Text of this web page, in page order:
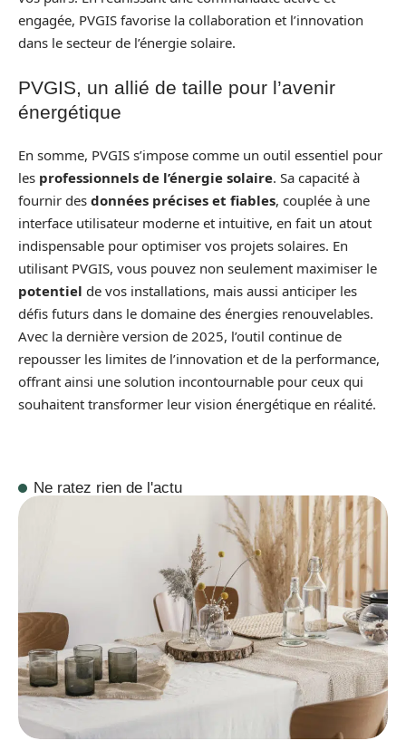
engagée, PVGIS favorise la collaboration et l’innovation
dans le secteur de l’énergie solaire.
PVGIS, un allié de taille pour l’avenir
énergétique
En somme, PVGIS s’impose comme un outil essentiel pour
les professionnels de l’énergie solaire. Sa capacité à
fournir des données précises et fiables, couplée à une
interface utilisateur moderne et intuitive, en fait un atout
indispensable pour optimiser vos projets solaires. En
utilisant PVGIS, vous pouvez non seulement maximiser le
potentiel de vos installations, mais aussi anticiper les
défis futurs dans le domaine des énergies renouvelables.
Avec la dernière version de 2025, l’outil continue de
repousser les limites de l’innovation et de la performance,
offrant ainsi une solution incontournable pour ceux qui
souhaitent transformer leur vision énergétique en réalité.
Ne ratez rien de l'actu